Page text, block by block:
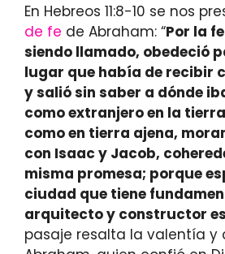
En Hebreos 11:8-10 se nos
de fe de Abraham: “Por la
siendo llamado, obedeció
lugar que había de recibir
y salió sin saber a dónde
como extranjero en la
como en tierra ajena,
con Isaac y Jacob,
misma promesa; porque
ciudad que tiene
arquitecto y constructor
pasaje resalta la valentía y